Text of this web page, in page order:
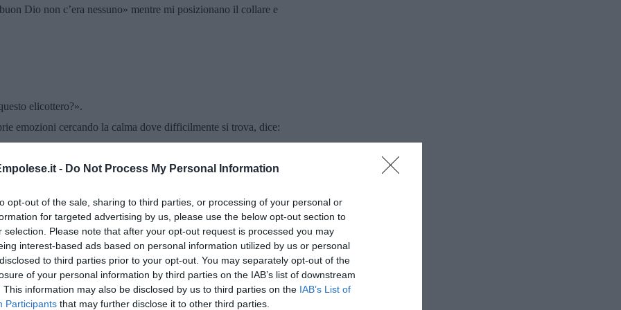
- Do Not Process My Personal Information
opt-out of the sale, sharing to third parties, or processing of your personal or
for targeted advertising by us, please use the below opt-out section to
selection. Please note that after your opt-out request is processed you may
interest-based ads based on personal information utilized by us or personal
to third parties prior to your opt-out. You may separately opt-out of the
of your personal information by third parties on the IAB’s list of downstream
This information may also be disclosed by us to third parties on the IAB’s List of
Participants that may further disclose it to other third parties.
Dio non c’era nessuno» mentre mi posizionano il collare e
elicottero?».
emozioni cercando la calma dove difficilmente si trova, dice:
già preso un accesso venoso…». «Facciamo qualche
mia reazione, i cenni di dissenso con la testa che mossa da
me e per il mio stato di salute.
sopra le teste dei presenti che scendendo al suolo si
smettono di girare freneticamente per consentire ai